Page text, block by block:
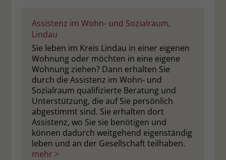
Assistenz im Wohn- und Sozialraum,
Lindau
Sie leben im Kreis Lindau in einer eigenen
Wohnung oder möchten in eine eigene
Wohnung ziehen? Dann erhalten Sie
durch die Assistenz im Wohn- und
Sozialraum qualifizierte Beratung und
Unterstützung, die auf Sie persönlich
abgestimmt sind. Sie erhalten dort
Assistenz, wo Sie sie benötigen und
können dadurch weitgehend eigenständig
leben und an der Gesellschaft teilhaben.
mehr >